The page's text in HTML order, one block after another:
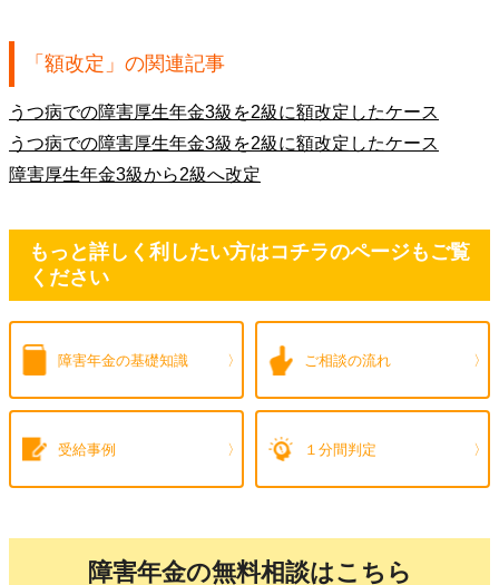
「額改定」の関連記事
うつ病での障害厚生年金3級を2級に額改定したケース
うつ病での障害厚生年金3級を2級に額改定したケース
障害厚生年金3級から2級へ改定
もっと詳しく利したい方はコチラのページもご覧
ください
障害年金の基礎知識 ご相談の流れ
受給事例 １分間判定
障害年金の無料相談はこちら